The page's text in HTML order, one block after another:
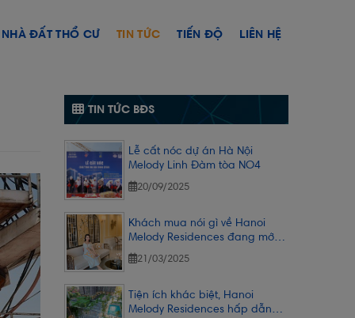
NHÀ ĐẤT THỔ CƯ TIN TỨC TIẾN ĐỘ LIÊN HỆ
TIN TỨC BĐS
Lễ cất nóc dự án Hà Nội
Melody Linh Đàm tòa NO4
20/09/2025
Khách mua nói gì về Hanoi
Melody Residences đang mở
bán?
21/03/2025
Tiện ích khác biệt, Hanoi
Melody Residences hấp dẫn